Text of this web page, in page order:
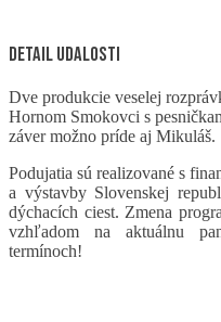
Detail udalosti
Dve produkcie veselej
Hornom Smokovci s
záver možno príde aj Mikuláš.
Podujatia sú realizované s
a výstavby Slovenskej
dýchacích ciest. Zmena
vzhľadom na aktuálnu
termínoch!